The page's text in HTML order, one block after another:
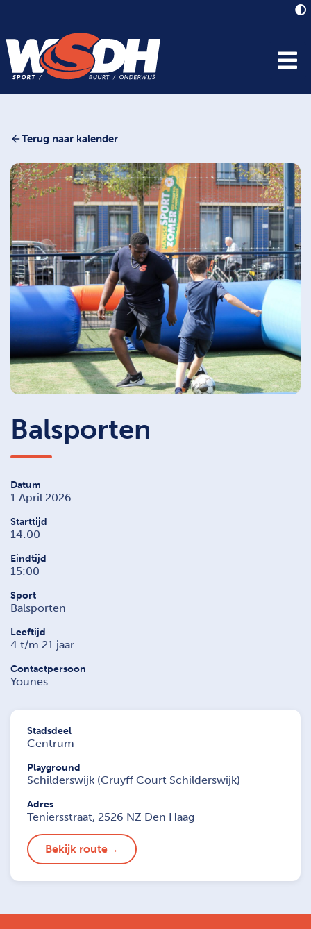
Terug naar kalender
Balsporten
Datum
1 April 2026
Starttijd
14:00
Eindtijd
15:00
Sport
Balsporten
Leeftijd
4 t/m 21 jaar
Contactpersoon
Younes
Stadsdeel
Centrum
Playground
Schilderswijk (Cruyff Court Schilderswijk)
Adres
Teniersstraat, 2526 NZ Den Haag
Bekijk route